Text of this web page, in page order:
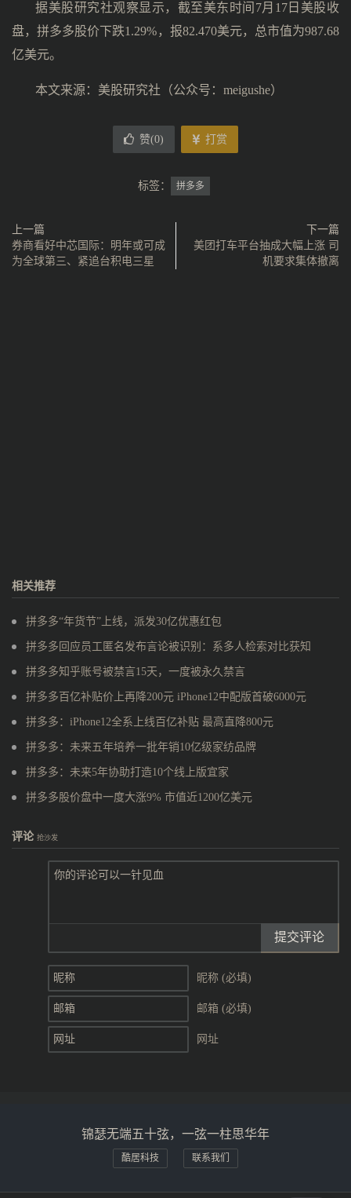
据美股研究社观察显示，截至美东时间7月17日美股收
盘，拼多多股价下跌1.29%，报82.470美元，总市值为987.68
亿美元。
本文来源：美股研究社（公众号：meigushe）
赞(0) 打赏
标签： 拼多多
上一篇
券商看好中芯国际：明年或可成
为全球第三、紧追台积电三星
下一篇
美团打车平台抽成大幅上涨 司
机要求集体撤离
相关推荐
拼多多“年货节”上线，派发30亿优惠红包
拼多多回应员工匿名发布言论被识别：系多人检索对比获知
拼多多知乎账号被禁言15天，一度被永久禁言
拼多多百亿补贴价上再降200元 iPhone12中配版首破6000元
拼多多：iPhone12全系上线百亿补贴 最高直降800元
拼多多：未来五年培养一批年销10亿级家纺品牌
拼多多：未来5年协助打造10个线上版宜家
拼多多股价盘中一度大涨9% 市值近1200亿美元
评论 抢沙发
提交评论
昵称 (必填)
邮箱 (必填)
网址
锦瑟无端五十弦，一弦一柱思华年
酷居科技 联系我们